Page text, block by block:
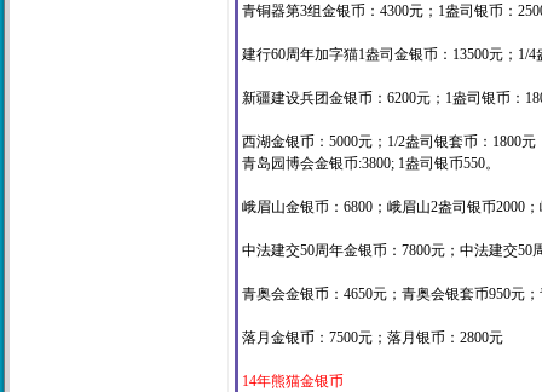
青铜器第3组金银币：4300元；1盎司银币：
建行60周年加字猫1盎司金银币：13500元；1/
新疆建设兵团金银币：6200元；1盎司银币：
西湖金银币：5000元；1/2盎司银套币：1800
青岛园博会金银币:3800; 1盎司银币550。
峨眉山金银币：6800；峨眉山2盎司银币2000
中法建交50周年金银币：7800元；中法建交50
青奥会金银币：4650元；青奥会银套币950元
落月金银币：7500元；落月银币：2800元
14年熊猫金银币